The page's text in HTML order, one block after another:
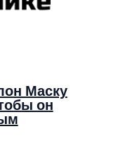
Маску
он